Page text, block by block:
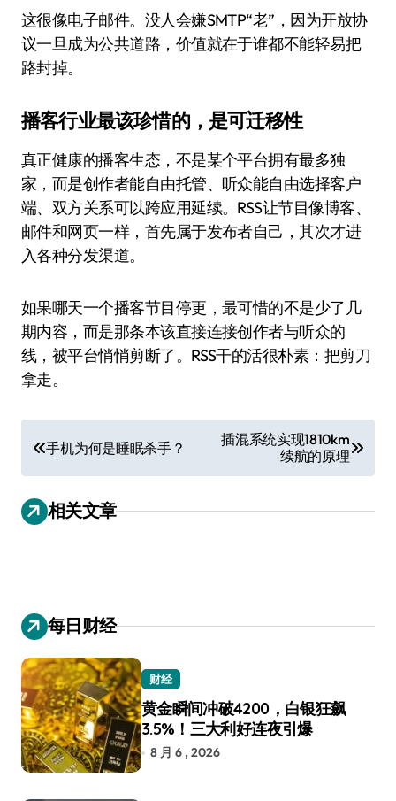
这很像电子邮件。没人会嫌SMTP“老”，因为开放协
议一旦成为公共道路，价值就在于谁都不能轻易把
路封掉。
播客行业最该珍惜的，是可迁移性
真正健康的播客生态，不是某个平台拥有最多独
家，而是创作者能自由托管、听众能自由选择客户
端、双方关系可以跨应用延续。RSS让节目像博客、
邮件和网页一样，首先属于发布者自己，其次才进
入各种分发渠道。
如果哪天一个播客节目停更，最可惜的不是少了几
期内容，而是那条本该直接连接创作者与听众的
线，被平台悄悄剪断了。RSS干的活很朴素：把剪刀
拿走。
章
导
航
手机为何是睡眠杀手？
插混系统实现1810km
续航的原理
相关文章
每日财经
财经
黄金瞬间冲破4200，白银狂飙
3.5%！三大利好连夜引爆
8 月 6 , 2026